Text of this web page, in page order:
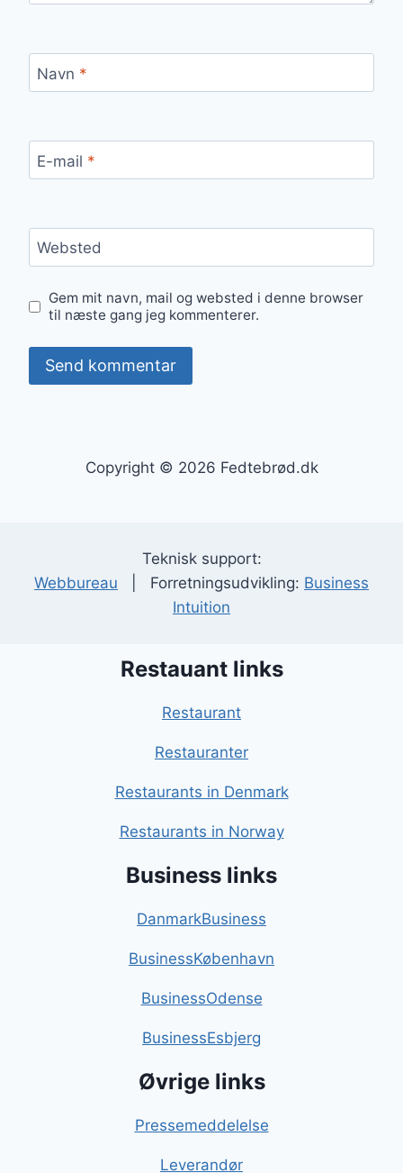
Navn *
E-mail *
Websted
Gem mit navn, mail og websted i denne browser
til næste gang jeg kommenterer.
Copyright © 2026 Fedtebrød.dk
Teknisk support:
Webbureau | Forretningsudvikling: Business
Intuition
Restauant links
Restaurant
Restauranter
Restaurants in Denmark
Restaurants in Norway
Business links
DanmarkBusiness
BusinessKøbenhavn
BusinessOdense
BusinessEsbjerg
Øvrige links
Pressemeddelelse
Leverandør